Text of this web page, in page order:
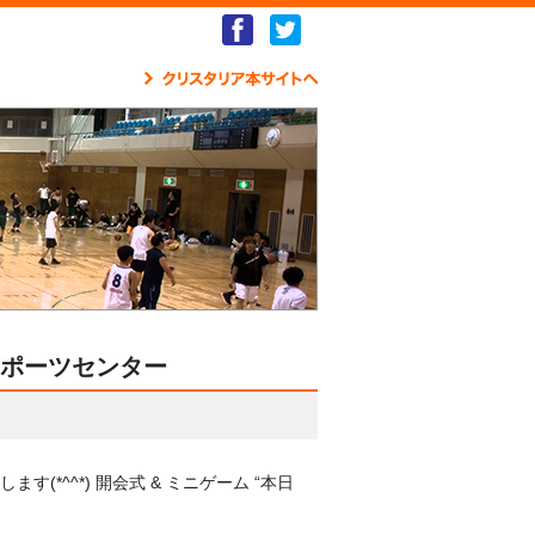
Facebook
ーツセンター
す(*^^*) 開会式 & ミニゲーム “本日